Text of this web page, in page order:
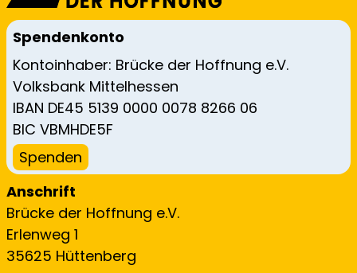
Spendenkonto
Kontoinhaber: Brücke der Hoffnung e.V.
Volksbank Mittelhessen
IBAN DE45 5139 0000 0078 8266 06
BIC VBMHDE5F
Spenden
Anschrift
Brücke der Hoffnung e.V.
Erlenweg 1
35625 Hüttenberg